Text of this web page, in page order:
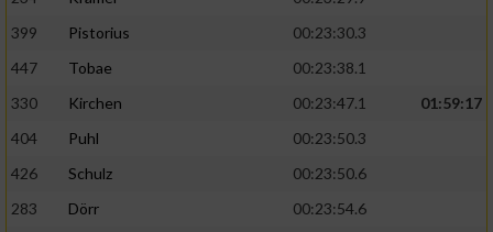
399
Pistorius
00:23:30.3
447
Tobae
00:23:38.1
330
Kirchen 00:23:47.1
01:59:17
404
Puhl
00:23:50.3
426
Schulz
00:23:50.6
283
Dörr
00:23:54.6